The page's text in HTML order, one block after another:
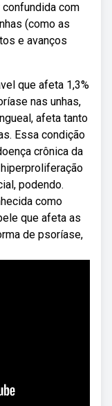
com
(como as
e avanços
que afeta 1,3%
nas unhas,
afeta tanto
Essa condição
crônica da
podendo.
como
que afeta as
de psoríase,